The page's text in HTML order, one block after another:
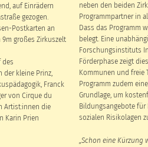
auf Einrädern
gezogen.
Postkarten an
großes Zirkuszelt
des
der kleine Prinz,
Franck
von Cirque du
Artist:innen die
Karin Prien
neben den beiden
Programmpartner in
Dass das Programm
belegt. Eine
Forschungsinstituts
Förderphase zeigt
Kommunen und freie
Programm zudem
Grundlage, um
Bildungsangebote für
sozialen Risikolagen
„Schon eine Kürzung